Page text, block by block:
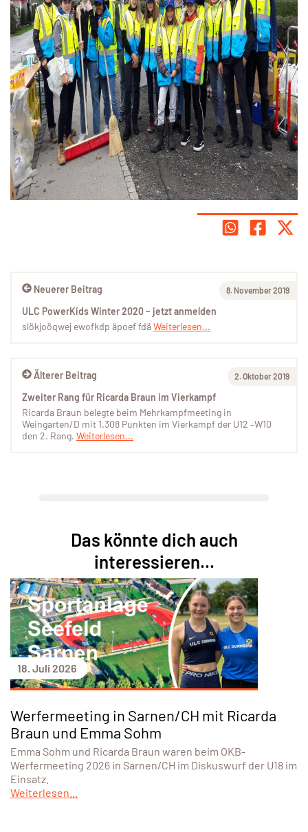
Älterer Beitrag 2. Oktober 2019
Zweiter Rang für Ricarda Braun im Vierkampf
Ricarda Braun belegte beim Mehrkampfmeeting in
Weingarten/D mit 1.308 Punkten im Vierkampf der U12 –W10
den 2. Rang. Weiterlesen...
Neuerer Beitrag 8. November 2019
ULC PowerKids Winter 2020 – jetzt anmelden
slökjoöqwej ewofkdp äpoef fdäWeiterlesen...
Das könnte dich auch
interessieren...
18. Juli 2026
Werfermeeting in Sarnen/CH mit Ricarda
Braun und Emma Sohm
Emma Sohm und Ricarda Braun waren beim OKB-
Werfermeeting 2026 in Sarnen/CH im Diskuswurf der U18 im
Einsatz.
Weiterlesen...